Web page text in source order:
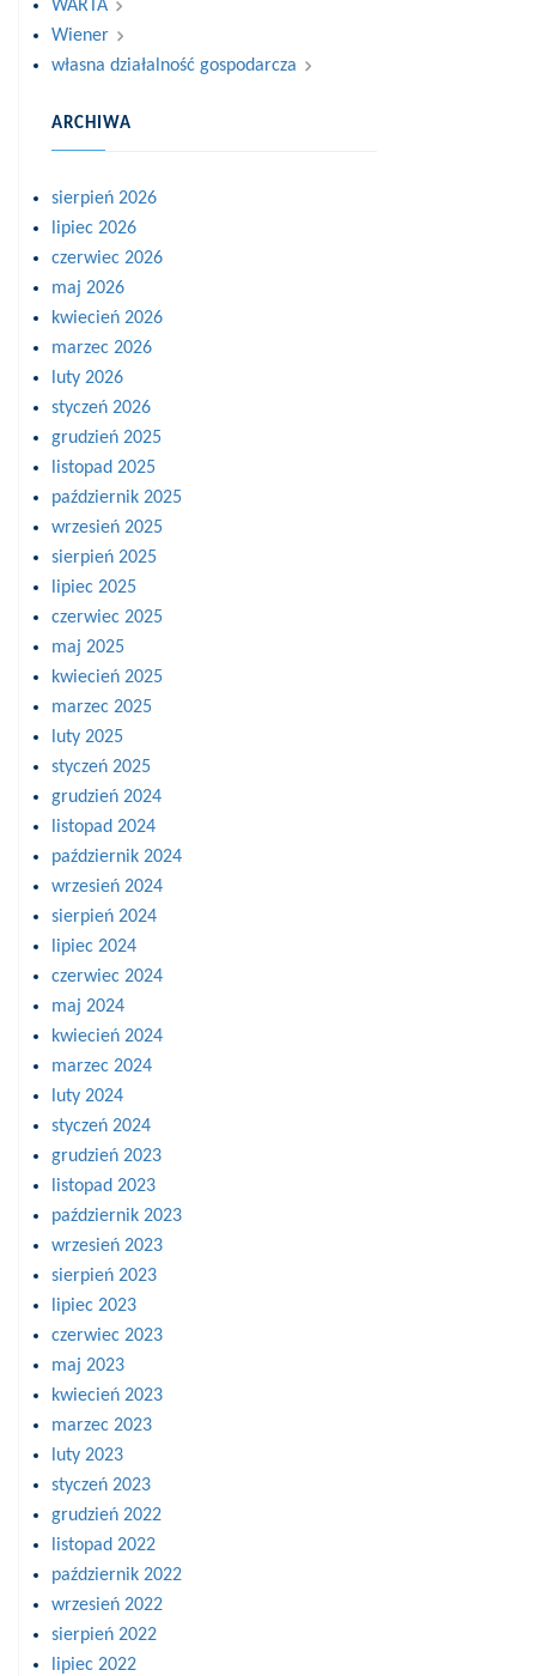
WARTA
Wiener
własna działalność gospodarcza
ARCHIWA
sierpień 2026
lipiec 2026
czerwiec 2026
maj 2026
kwiecień 2026
marzec 2026
luty 2026
styczeń 2026
grudzień 2025
listopad 2025
październik 2025
wrzesień 2025
sierpień 2025
lipiec 2025
czerwiec 2025
maj 2025
kwiecień 2025
marzec 2025
luty 2025
styczeń 2025
grudzień 2024
listopad 2024
październik 2024
wrzesień 2024
sierpień 2024
lipiec 2024
czerwiec 2024
maj 2024
kwiecień 2024
marzec 2024
luty 2024
styczeń 2024
grudzień 2023
listopad 2023
październik 2023
wrzesień 2023
sierpień 2023
lipiec 2023
czerwiec 2023
maj 2023
kwiecień 2023
marzec 2023
luty 2023
styczeń 2023
grudzień 2022
listopad 2022
październik 2022
wrzesień 2022
sierpień 2022
lipiec 2022